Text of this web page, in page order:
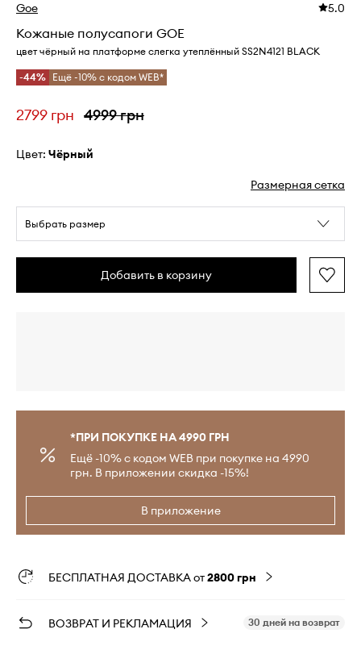
Goe 5.0
Кожаные полусапоги GOE
цвет чёрный на платформе слегка утеплённый SS2N4121 BLACK
-44% Ещё -10% с кодом WEB*
2799 грн 4999 грн
Цвет: чёрный
Размерная сетка
Выбрать размер
Добавить в корзину
*ПРИ ПОКУПКЕ НА 4990 ГРН
Ещё -10% с кодом WEB при покупке на 4990
грн. В приложении скидка -15%!
В приложение
БЕСПЛАТНАЯ ДОСТАВКА от2800 грн
ВОЗВРАТ И РЕКЛАМАЦИЯ 30 дней на возврат